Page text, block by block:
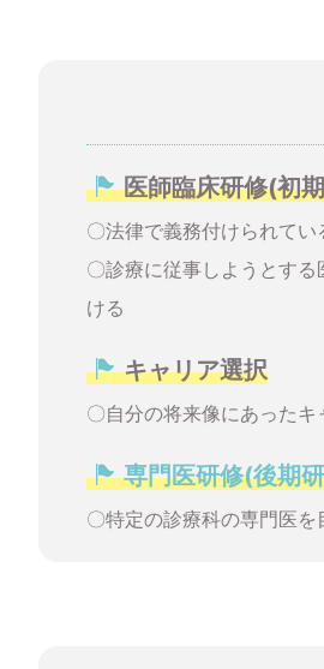
医師臨床研修(初
〇法律で義務付けられて
〇診療に従事しようとす
ける
キャリア選択
〇自分の将来像にあった
専門医研修(後期
〇特定の診療科の専門医